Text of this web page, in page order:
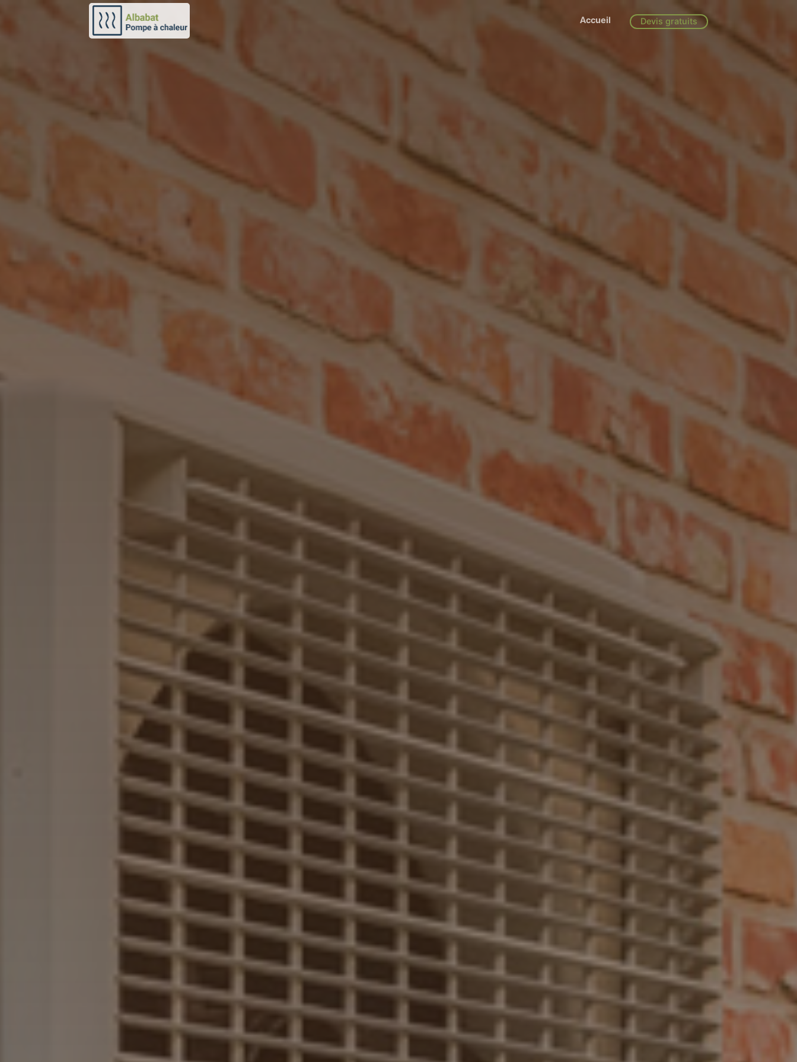
Accueil Devis gratuits